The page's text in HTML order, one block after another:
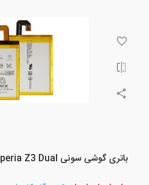
باتری گوشی سونی Sony D6633 Xperia Z3 Dual